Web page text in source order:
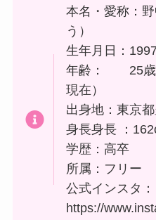
本名・愛称：
う）
生年月日：
年齢： 25
現在）
出身地：東京
身長身長 ：
学歴：高卒
所属：フリー
公式インスタ：
https://